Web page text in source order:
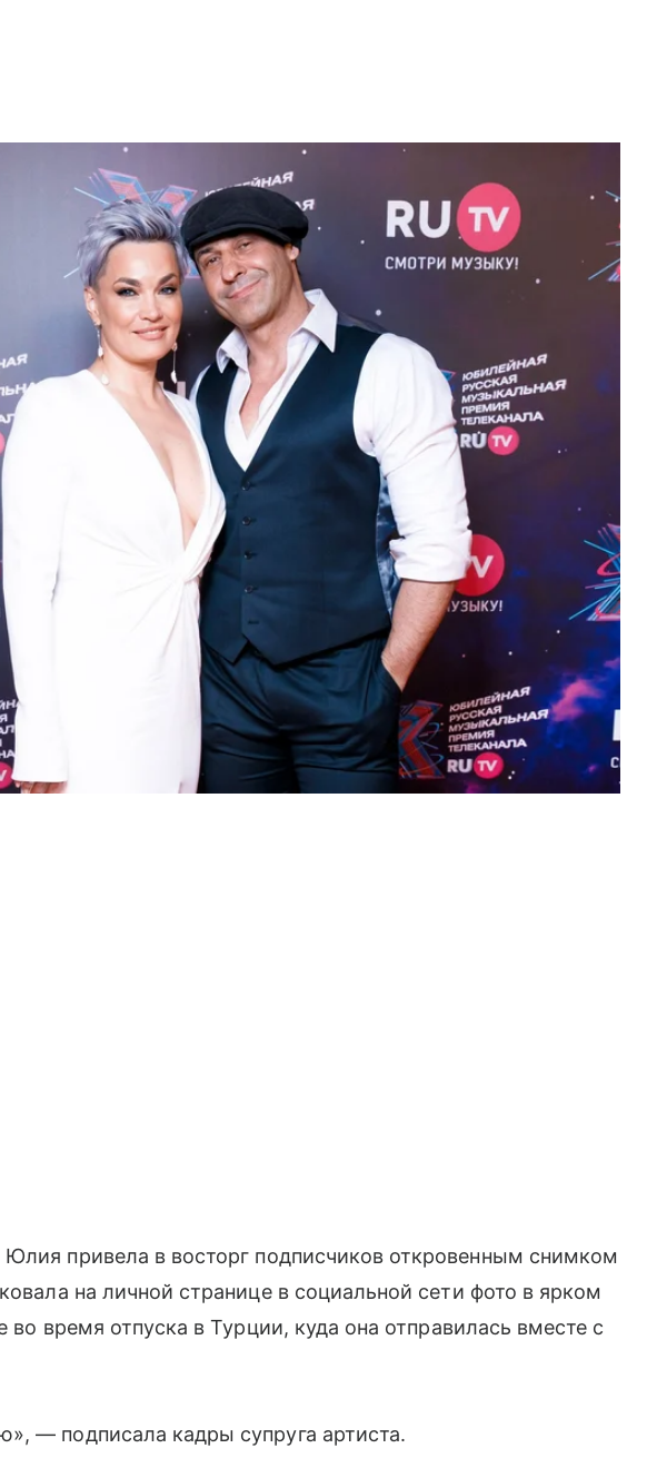
Юлия привела в восторг подписчиков откровенным снимком
на личной странице в социальной сети фото в ярком
во время отпуска в Турции, куда она отправилась вместе с
— подписала кадры супруга артиста.